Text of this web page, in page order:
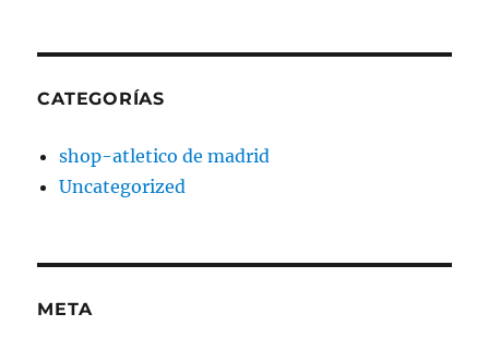
CATEGORÍAS
shop-atletico de madrid
Uncategorized
META